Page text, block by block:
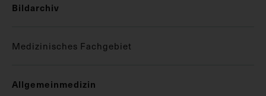
Bildarchiv
Medizinisches Fachgebiet
Allgemeinmedizin